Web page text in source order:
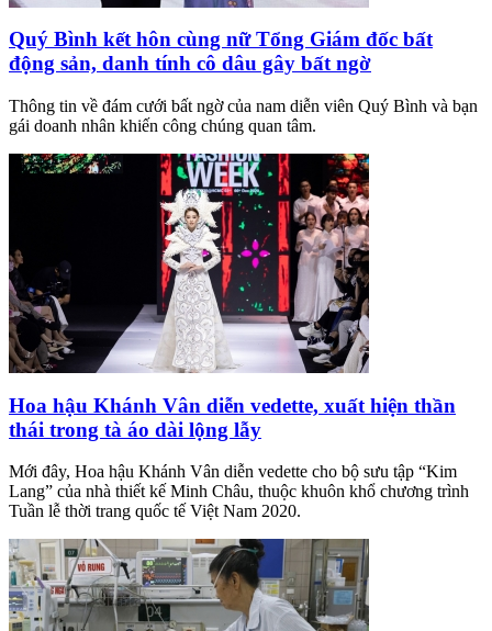
Quý Bình kết hôn cùng nữ Tổng Giám đốc bất
động sản, danh tính cô dâu gây bất ngờ
Thông tin về đám cưới bất ngờ của nam diễn viên Quý Bình và bạn
gái doanh nhân khiến công chúng quan tâm.
Hoa hậu Khánh Vân diễn vedette, xuất hiện thần
thái trong tà áo dài lộng lẫy
Mới đây, Hoa hậu Khánh Vân diễn vedette cho bộ sưu tập “Kim
Lang” của nhà thiết kế Minh Châu, thuộc khuôn khổ chương trình
Tuần lễ thời trang quốc tế Việt Nam 2020.